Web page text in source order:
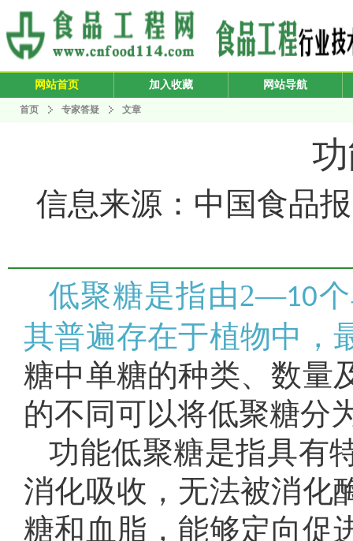
网站首页 加入收藏 网站导航
首页 专家答疑 文章
信息来源：中国食品
低聚糖是指由2—10
其普遍存在于植物中，
糖中单糖的种类、数量
的不同可以将低聚糖分
功能低聚糖是指具有
消化吸收，无法被消化
糖和血脂，能够定向促